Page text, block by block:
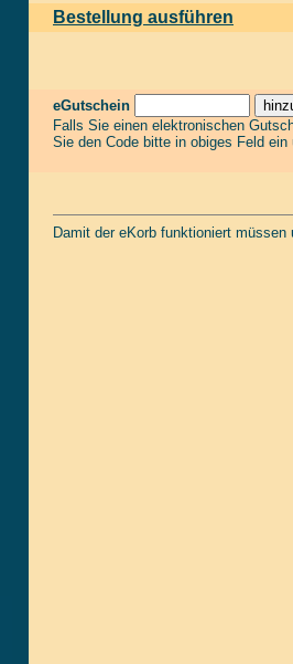
Bestellung ausführen
eGutschein
Falls Sie einen elektronischen
Sie den Code bitte in obiges Feld
Damit der eKorb funktioniert